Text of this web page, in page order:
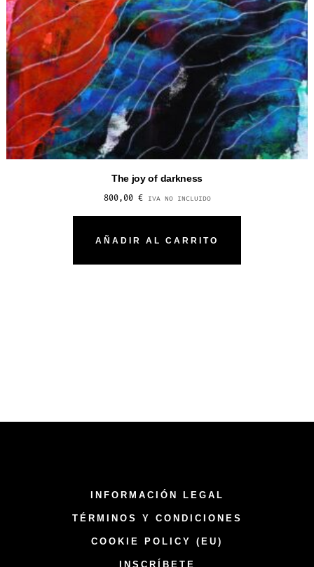
The joy of darkness
800,00 € IVA NO INCLUIDO
AÑADIR AL CARRITO
INFORMACIÓN LEGAL
TÉRMINOS Y CONDICIONES
COOKIE POLICY (EU)
INSCRÍBETE​